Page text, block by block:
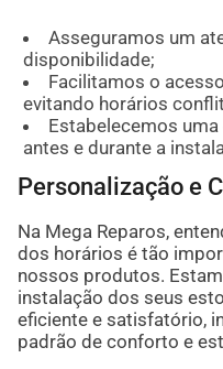
Asseguramos um
disponibilidade;
Facilitamos o
evitando horários
Estabelecemos
antes e durante a
Personalização e
Na Mega Reparos,
dos horários é tão
nossos produtos.
instalação dos seus
eficiente e satisfatório,
padrão de conforto e